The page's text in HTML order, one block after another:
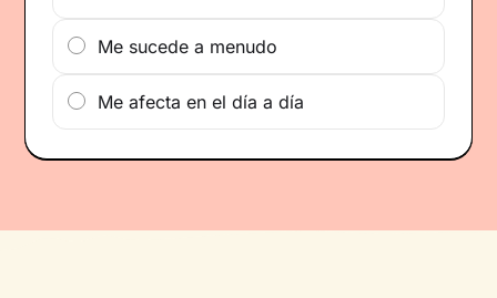
Me sucede a menudo
Me afecta en el día a día